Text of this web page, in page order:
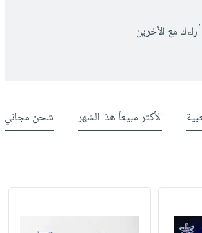
مع الأخرين
الأكثر مبيعاً هذا الشهر شحن مجاني